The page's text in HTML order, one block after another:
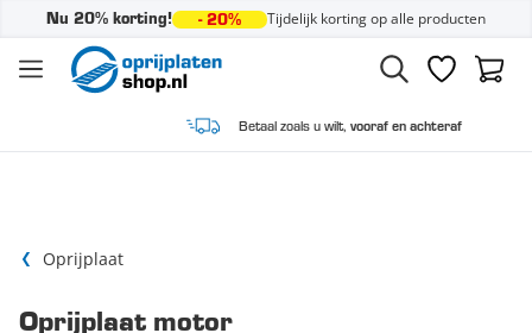
Nu 20% korting! - 20% Tijdelijk korting op alle producten
Ga naar de inhoud
Verlanglijst
Betaal zoals u wilt,vooraf en achteraf
Oprijplaat
Oprijplaat motor